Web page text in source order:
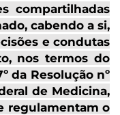
compartilhadas
cabendo a si,
e condutas
nos termos do
da Resolução nº
de Medicina,
regulamentam o